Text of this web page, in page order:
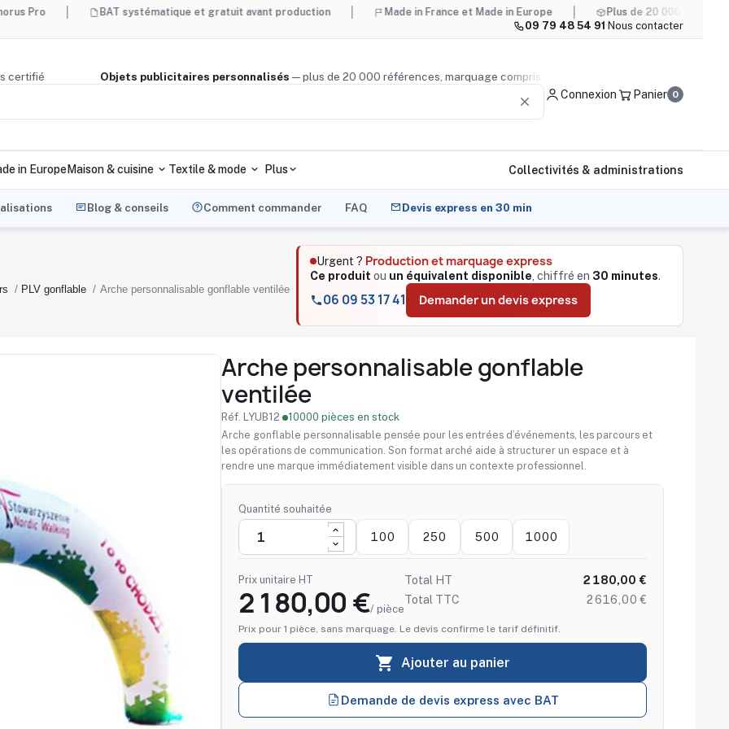
BAT systématique et gratuit avant production Made in France et Made in Europe
Plus de 20 000 références,
09 79 48 54 91 · Nous contacter
bois certifié Objets publicitaires personnalisés— plus de 20 000 références, marquage compris
clear Connexion Panier 0
in EuropeMaison & cuisine Textile & mode Plus Collectivités & administrations
Blog & conseils Comment commander FAQ Devis express en 30 min
PLV gonflable Arche personnalisable gonflable ventilée
Urgent ? Production et marquage express
Ce produit ou un équivalent disponible, chiffré en 30 minutes.
06 09 53 17 41 Demander un devis express
Arche personnalisable gonflable
ventilée
Réf. LYUB12· 10000 pièces en stock
Arche gonflable personnalisable pensée pour les entrées d’événements, les parcours et
les opérations de communication. Son format arché aide à structurer un espace et à
rendre une marque immédiatement visible dans un contexte professionnel.
Quantité souhaitée
100 250 500 1000
 Ajouter au panier
Prix unitaire HT
2 180,00 €/ pièce
Total HT
2 180,00 €
Total TTC
2 616,00 €
Prix pour 1 pièce, sans marquage. Le devis confirme le tarif définitif.
Demande de devis express avec BAT